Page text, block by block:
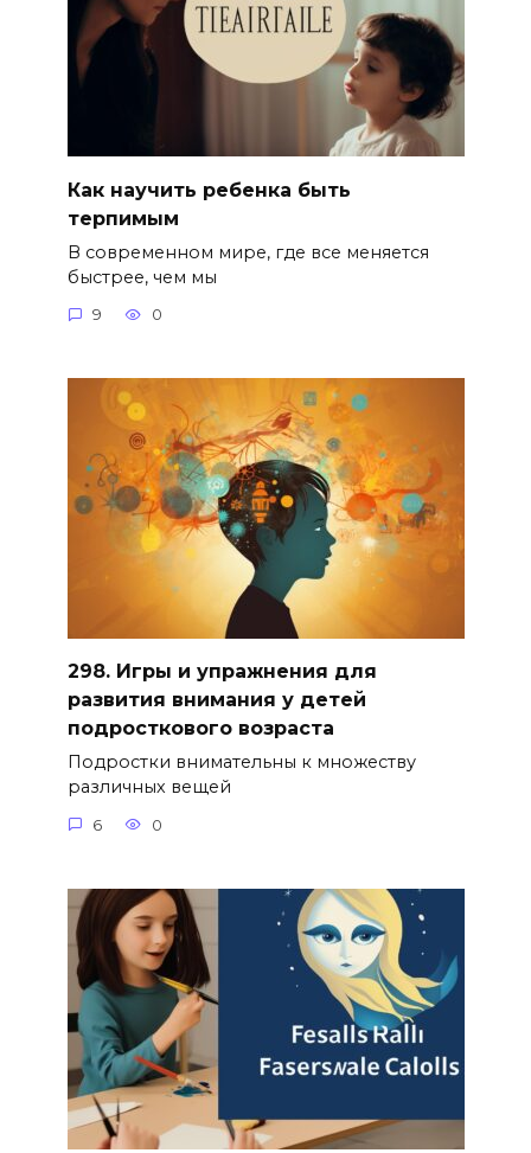
Как научить ребенка быть
терпимым
В современном мире, где все меняется
быстрее, чем мы
9 0
298. Игры и упражнения для
развития внимания у детей
подросткового возраста
Подростки внимательны к множеству
различных вещей
6 0